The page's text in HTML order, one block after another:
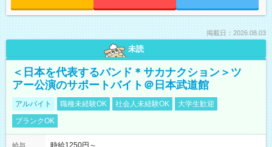
掲載日：2026.08.03
未読
＜日本を代表するバンド＊サカナクション＞ツ
アー公演のサポートバイト＠日本武道館
アルバイト 職種未経験OK 社会人未経験OK
大学生歓迎
ブランクOK
給与 時給1250円～